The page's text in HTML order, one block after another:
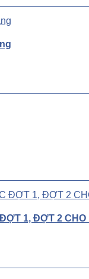
1, ĐỢT 2 CHO